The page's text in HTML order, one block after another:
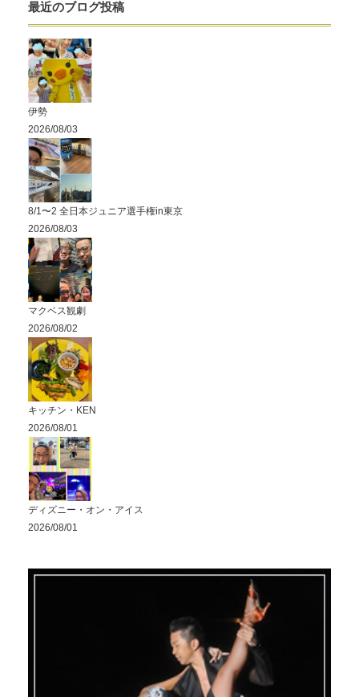
最近のブログ投稿
伊勢
2026/08/03
8/1〜2 全日本ジュニア選手権in東京
2026/08/03
マクベス観劇
2026/08/02
キッチン・KEN
2026/08/01
ディズニー・オン・アイス
2026/08/01